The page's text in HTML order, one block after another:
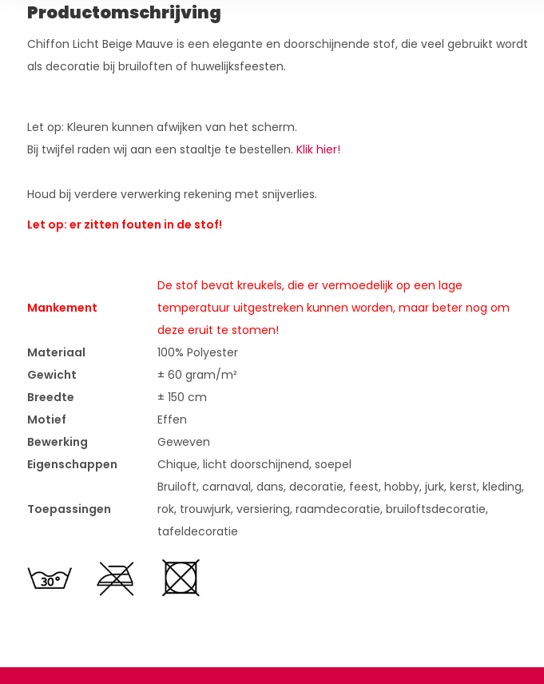
Productomschrijving
Chiffon Licht Beige Mauve is een elegante en doorschijnende stof, die veel gebruikt wordt
als decoratie bij bruiloften of huwelijksfeesten.
Let op: Kleuren kunnen afwijken van het scherm.
Bij twijfel raden wij aan een staaltje te bestellen. Klik hier!
Houd bij verdere verwerking rekening met snijverlies.
Let op: er zitten fouten in de stof!
Mankement
De stof bevat kreukels, die er vermoedelijk op een lage
temperatuur uitgestreken kunnen worden, maar beter nog om
deze eruit te stomen!
Materiaal
100% Polyester
Gewicht
± 60 gram/m²
Breedte
± 150 cm
Motief
Effen
Bewerking
Geweven
Eigenschappen
Chique, licht doorschijnend, soepel
Toepassingen
Bruiloft, carnaval, dans, decoratie, feest, hobby, jurk, kerst, kleding,
rok, trouwjurk, versiering, raamdecoratie, bruiloftsdecoratie,
tafeldecoratie